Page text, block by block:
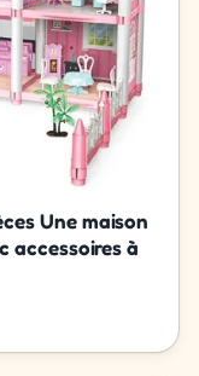
Une maison
accessoires à